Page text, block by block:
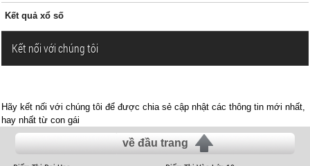
Kết quả xổ số
Kết nối với chúng tôi
Hãy kết nối với chúng tôi để được chia sẻ cập nhật các thông tin mới nhất,
hay nhất từ con gái
về đầu trang